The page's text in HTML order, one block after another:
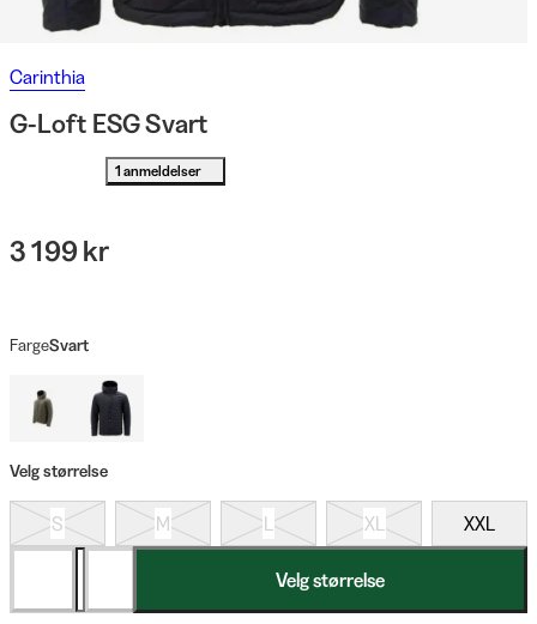
Carinthia
G-Loft ESG Svart
1 anmeldelser
3 199 kr
FargeSvart
Velg størrelse
S M L XL XXL
Velg størrelse